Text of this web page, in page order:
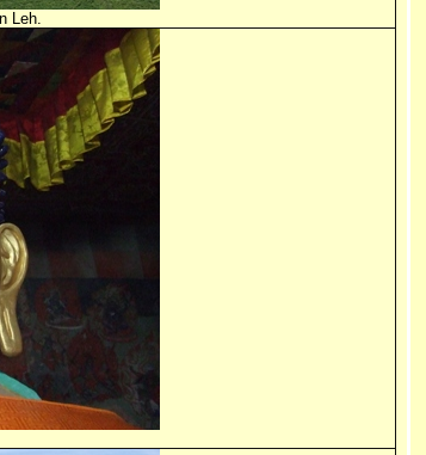
Leh.